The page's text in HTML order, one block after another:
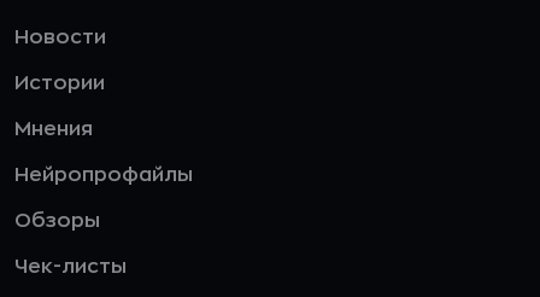
Новости
Истории
Мнения
Нейропрофайлы
Обзоры
Чек-листы